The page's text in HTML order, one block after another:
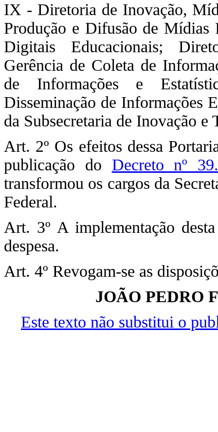
IX - Diretoria de Inovação,
Produção e Difusão de Mídias
Digitais Educacionais;
Gerência de Coleta de
de Informações e
Disseminação de Informações
da Subsecretaria de Inovação e
Art. 2º Os efeitos dessa
publicação do Decreto nº
transformou os cargos da
Federal.
Art. 3º A implementação
despesa.
Art. 4º Revogam-se as
JOÃO PEDRO
Este texto não substitui o